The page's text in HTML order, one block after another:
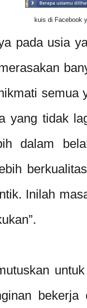
kuis di Facebook
pada usia
semua
yang tidak
dalam
Inilah